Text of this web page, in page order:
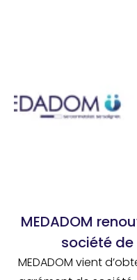
MEDADOM
société
MEDADOM vient